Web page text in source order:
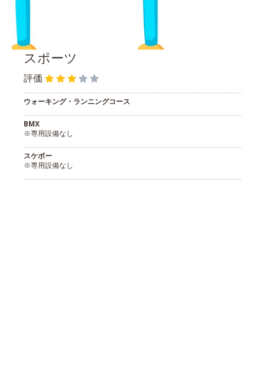
スポーツ
評価
ウォーキング・ランニングコース
BMX
※専用設備なし
スケボー
※専用設備なし